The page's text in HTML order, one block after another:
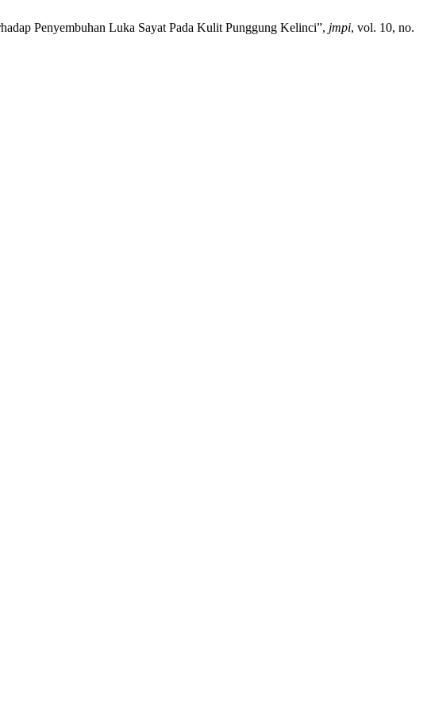
Penyembuhan Luka Sayat Pada Kulit Punggung Kelinci”, jmpi, vol. 10, no.